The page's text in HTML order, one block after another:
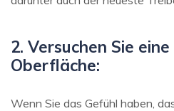
2. Versuchen Sie
Oberfläche:
Wenn Sie das Gefühl haben,